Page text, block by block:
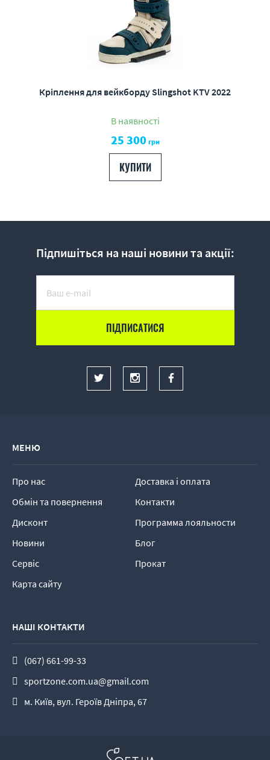
Кріплення для вейкборду Slingshot KTV 2022
В наявності
25 300грн
КУПИТИ
Підпишіться на наші новини та акції:
МЕНЮ
Про нас
Доставка і оплата
Обмін та повернення
Контакти
Дисконт
Программа лояльности
Новини
Блог
Сервіс
Прокат
Карта сайту
НАШІ КОНТАКТИ
(067) 661-99-33
sportzone.com.ua@gmail.com
м. Київ, вул. Героїв Дніпра, 67